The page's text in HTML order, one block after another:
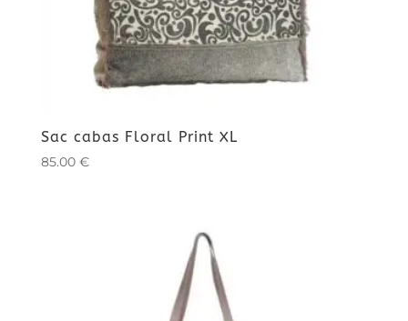
Sac cabas Floral Print XL
85.00 €